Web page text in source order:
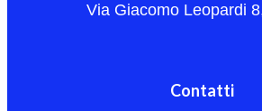
Via Giacomo Leopardi
Contatti